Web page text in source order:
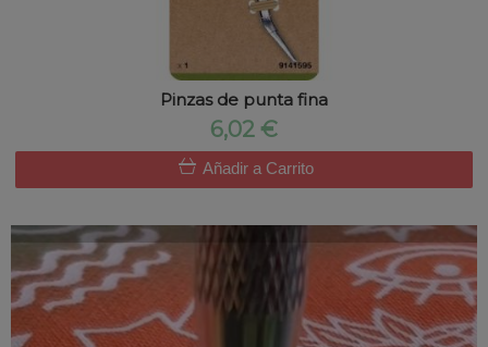
Pinzas de punta fina
6,02 €
Añadir a Carrito